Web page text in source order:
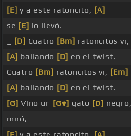
[E] y a este ratoncito, [A]
se [E] lo llevó.
[D] Cuatro [Bm] ratoncitos vi,
[A] bailando [D] en el twist.
Cuatro [Bm] ratoncitos vi, [Em]
[A] bailando [D] en el twist.
[G] Vino un [G#] gato [D] negro,
miró,